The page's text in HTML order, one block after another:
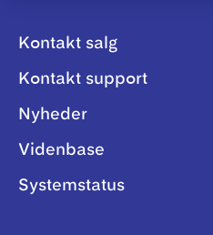
Kontakt salg
Kontakt support
Nyheder
Videnbase
Systemstatus